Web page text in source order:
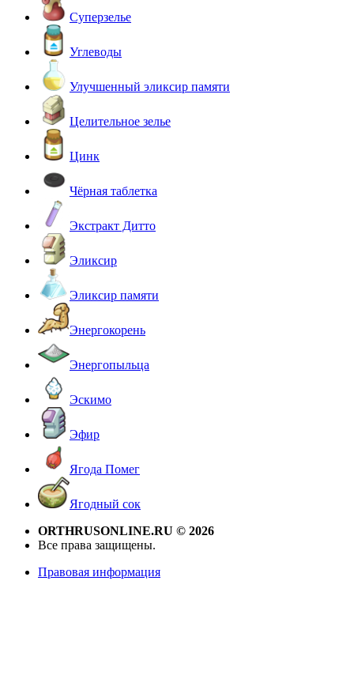
Суперзелье
Углеводы
Улучшенный эликсир памяти
Целительное зелье
Цинк
Чёрная таблетка
Экстракт Дитто
Эликсир
Эликсир памяти
Энергокорень
Энергопыльца
Эскимо
Эфир
Ягода Помег
Ягодный сок
ORTHRUSONLINE.RU © 2026
Все права защищены.
Правовая информация